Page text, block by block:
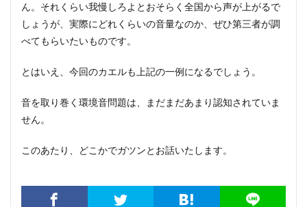
ん。それくらい我慢しろよとおそらく全国から声が上がるで
しょうが、実際にどれくらいの音量なのか、ぜひ第三者が調
べてもらいたいものです。
とはいえ、今回のカエルも上記の一例になるでしょう。
音を取り巻く環境音問題は、まだまだあまり認知されていま
せん。
このあたり、どこかでガツンとお話いたします。